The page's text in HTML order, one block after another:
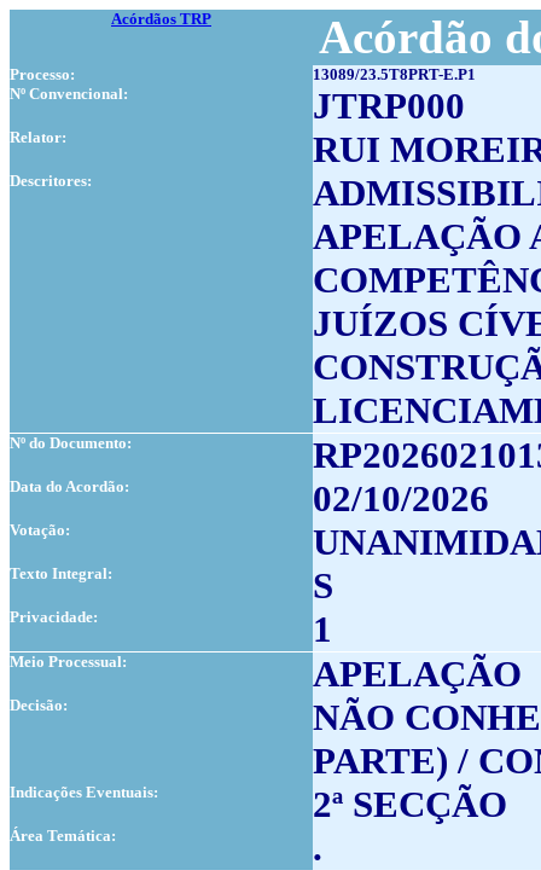
Acórdãos TRP Acórdão
Processo:
13089/23.5T8PRT-E.P1
Nº Convencional:
JTRP000
Relator: RUI
Descritores:
APELAÇÃO
JUÍZOS
Nº do Documento:
Data do Acordão: 02/10/2026
Votação:
Texto Integral: S
Privacidade: 1
Meio Processual: APELAÇÃO
Decisão:
NÃO
PARTE) /
Indicações Eventuais: 2ª SECÇÃO
Área Temática: .